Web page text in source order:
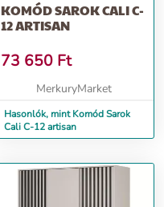
KOMÓD SAROK CALI C-
12 ARTISAN
73 650 Ft
MerkuryMarket
Hasonlók, mint Komód Sarok
Cali C-12 artisan